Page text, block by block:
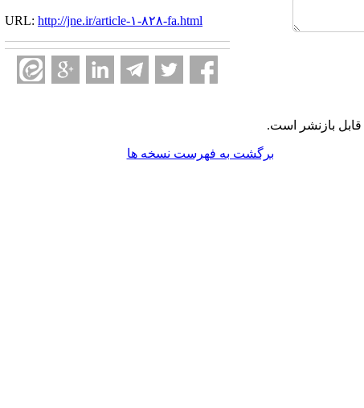
URL: http://jne.ir/article-۱-۸۲۸-fa.html
قابل بازنشر است.
برگشت به فهرست نسخه ها